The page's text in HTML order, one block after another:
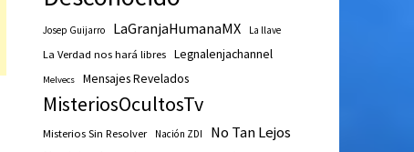
Josep Guijarro LaGranjaHumanaMX La llave
La Verdad nos hará libres Legnalenjachannel
Melvecs Mensajes Revelados
MisteriosOcultosTv
Misterios Sin Resolver Nación ZDI No Tan Lejos